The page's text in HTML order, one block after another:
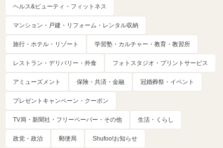
ヘルス&ビューティ・フィットネス
マンション・戸建・リフォーム・レンタル収納
旅行・ホテル・リゾート 学習塾・カルチャー・教育・教習所
レストラン・デリバリー・外食 フォトスタジオ・プリントサービス
アミューズメント 保険・共済・金融 冠婚葬祭・イベント
プレゼントキャンペーン・クーポン
TV局・新聞社・フリーペーパー・その他 生活・くらし
政党・政治 郵便局 Shufoo!お知らせ